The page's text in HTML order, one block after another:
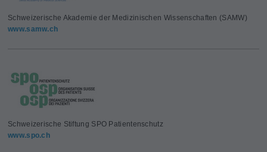
Schweizerische Akademie der Medizinischen Wissenschaften (SAMW)
www.samw.ch
Schweizerische Stiftung SPO Patientenschutz
www.spo.ch